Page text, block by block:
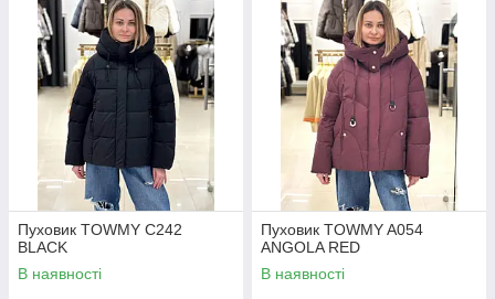
Пуховик TOWMY C242
BLACK
В наявності
Пуховик TOWMY A054
ANGOLA RED
В наявності